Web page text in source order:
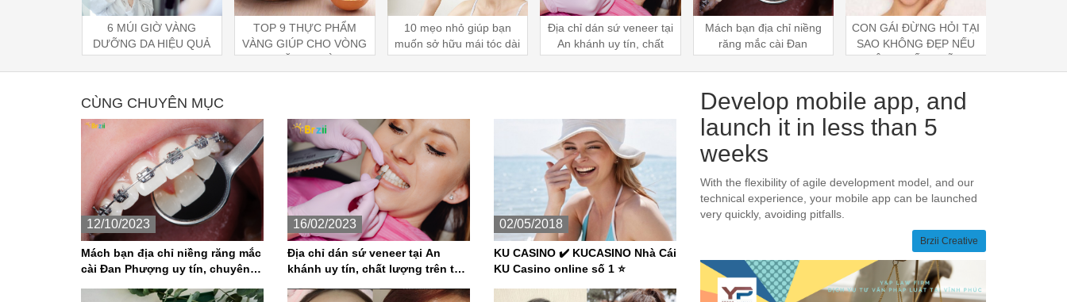
TOP 9 THỰC PHẨM
VÀNG GIÚP CHO VÒNG
1 CĂNG TRÒN
10 mẹo nhỏ giúp bạn
muốn sở hữu mái tóc dài
và khỏe
Địa chỉ dán sứ veneer tại
An khánh uy tín, chất
lượng trên thị trường
Mách bạn địa chỉ niềng
răng mắc cài Đan
Phượng uy tín, chuyên
nghiệp
CON GÁI ĐỪNG HỎI TẠI
SAO KHÔNG ĐẸP NẾU
KHÔNG BIẾT NHỮNG
MẸO NÀY.
6 MÚI GIỜ VÀNG
DƯỠNG DA HIỆU QUẢ
CÙNG CHUYÊN MỤC
12/10/2023
Mách bạn địa chỉ niềng răng mắc
cài Đan Phượng uy tín, chuyên
16/02/2023
Địa chỉ dán sứ veneer tại An
khánh uy tín, chất lượng trên thị
02/05/2018
KU CASINO ✔️ KUCASINO Nhà Cái
KU Casino online số 1 ⭐️
Develop mobile app, and
launch it in less than 5
weeks
With the flexibility of agile development model, and our
technical experience, your mobile app can be launched
very quickly, avoiding pitfalls.
Brzii Creative